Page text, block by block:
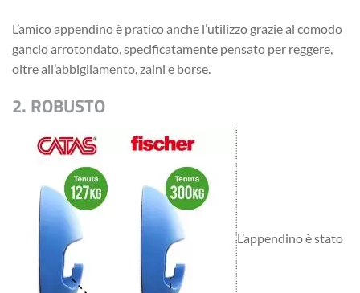
L’amico appendino è pratico anche l’utilizzo grazie al comodo
gancio arrotondato, specificatamente pensato per reggere,
oltre all’abbigliamento, zaini e borse.
2. ROBUSTO
L’appendino è stato